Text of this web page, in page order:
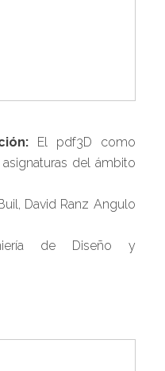
El pdf3D como
del ámbito
David Ranz Angulo
de Diseño y